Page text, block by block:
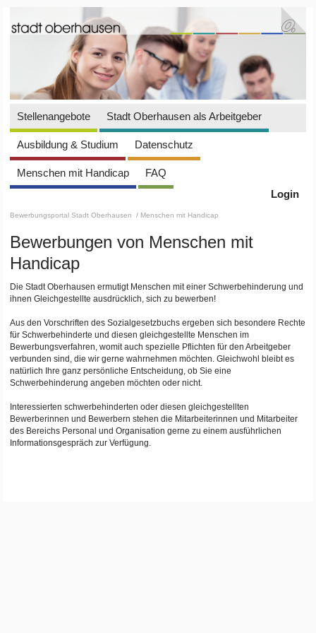
Stellenangebote Stadt Oberhausen als Arbeitgeber
Ausbildung & Studium Datenschutz
Menschen mit Handicap
FAQ
Login
Bewerbungsportal Stadt Oberhausen / Menschen mit Handicap
Bewerbungen von Menschen mit
Handicap
Die Stadt Oberhausen ermutigt Menschen mit einer Schwerbehinderung und
ihnen Gleichgestellte ausdrücklich, sich zu bewerben!
Aus den Vorschriften des Sozialgesetzbuchs ergeben sich besondere Rechte
für Schwerbehinderte und diesen gleichgestellte Menschen im
Bewerbungsverfahren, womit auch spezielle Pflichten für den Arbeitgeber
verbunden sind, die wir gerne wahrnehmen möchten. Gleichwohl bleibt es
natürlich Ihre ganz persönliche Entscheidung, ob Sie eine
Schwerbehinderung angeben möchten oder nicht.
Interessierten schwerbehinderten oder diesen gleichgestellten
Bewerberinnen und Bewerbern stehen die Mitarbeiterinnen und Mitarbeiter
des Bereichs Personal und Organisation gerne zu einem ausführlichen
Informationsgespräch zur Verfügung.